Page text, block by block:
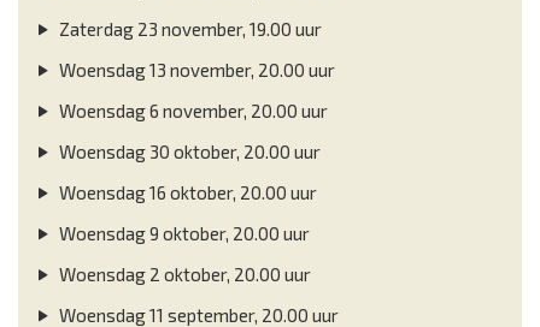
Zaterdag 23 november, 19.00 uur
Woensdag 13 november, 20.00 uur
Woensdag 6 november, 20.00 uur
Woensdag 30 oktober, 20.00 uur
Woensdag 16 oktober, 20.00 uur
Woensdag 9 oktober, 20.00 uur
Woensdag 2 oktober, 20.00 uur
Woensdag 11 september, 20.00 uur